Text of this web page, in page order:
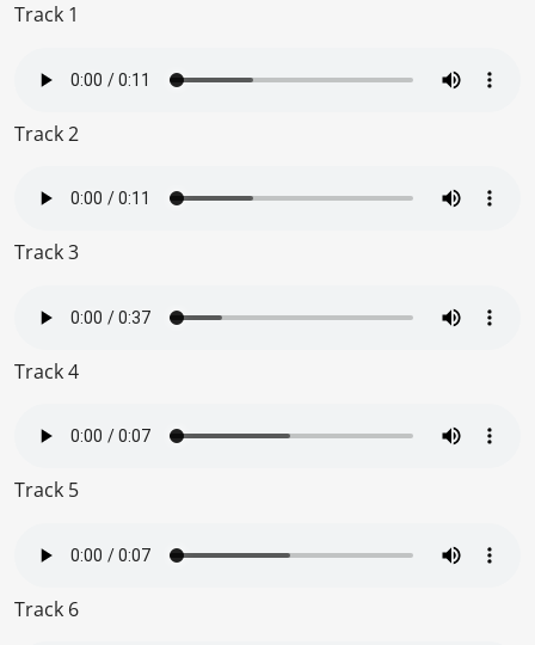
Track 1
Track 2
Track 3
Track 4
Track 5
Track 6